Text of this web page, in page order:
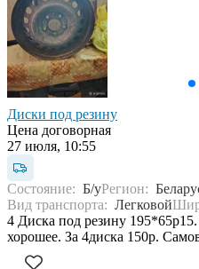
Диски под резину
Цена договорная
27 июля, 10:55
Состояние: Б/уРегион:
Вид транспорта: Легковой
4 Диска под резину
хорошее. За 4диска 150р.